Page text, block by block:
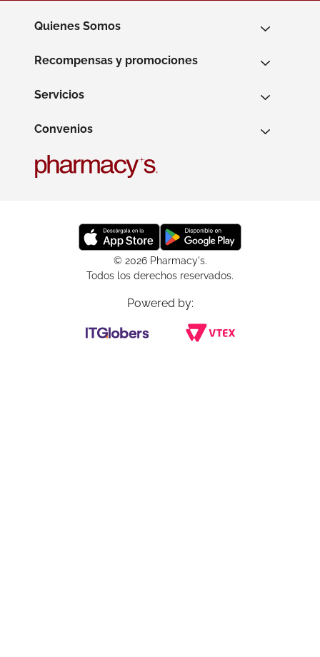
Quienes Somos
Recompensas y promociones
Servicios
Convenios
© 2026 Pharmacy's.
Todos los derechos reservados.
Powered by: